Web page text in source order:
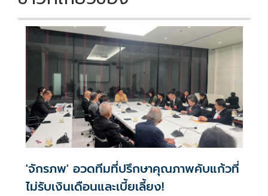
'จักรภพ' อวดทีมที่ปรึกษาคุณภาพคับแก้วที่
ไม่รับเงินเดือนและเบี้ยเลี้ยง!